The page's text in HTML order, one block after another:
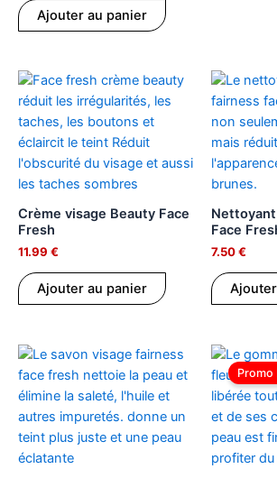
Ajouter au panier
Crème visage Beauty Face
Fresh
11.99 €
Ajouter au panier
Face
7.50€
Promo
Le
prix
était
7.00